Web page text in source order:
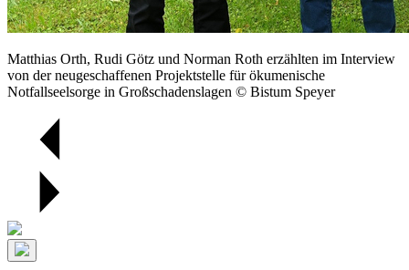
Matthias Orth, Rudi Götz und Norman Roth erzählten im Interview
von der neugeschaffenen Projektstelle für ökumenische
Notfallseelsorge in Großschadenslagen © Bistum Speyer